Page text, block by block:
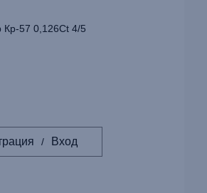
57 0,126Ct 4/5
/ Вход